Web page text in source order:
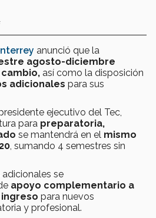
anunció que la
agosto-diciembre
cambio, así como la disposición
adicionales para sus
ejecutivo del Tec,
para preparatoria,
se mantendrá en el mismo
, sumando 4 semestres sin
se
apoyo complementario a
para nuevos
y profesional.